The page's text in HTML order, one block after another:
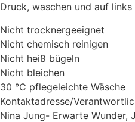
Druck, waschen und auf links
Nicht trocknergeeignet
Nicht chemisch reinigen
Nicht heiß bügeln
Nicht bleichen
30 °C pflegeleichte Wäsche
Kontaktadresse/
Nina Jung- Erwarte Wunder,